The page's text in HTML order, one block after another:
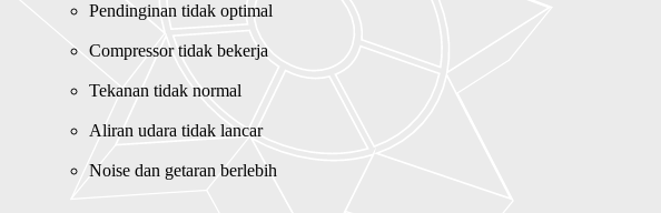
Pendinginan tidak optimal
Compressor tidak bekerja
Tekanan tidak normal
Aliran udara tidak lancar
Noise dan getaran berlebih